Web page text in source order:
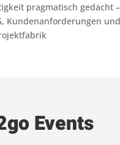
pragmatisch gedacht
Kundenanforderungen
Events